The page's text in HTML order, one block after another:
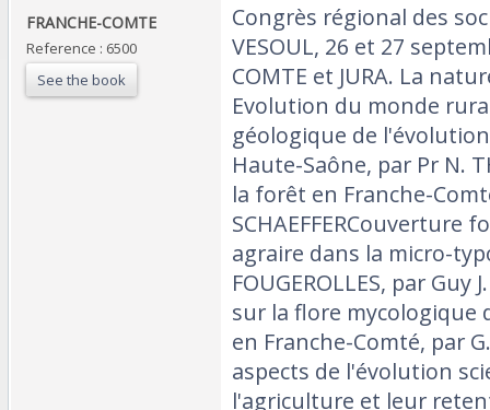
‎FRANCHE-COMTE‎
Reference : 6500
See the book
‎Congrès régional des
VESOUL, 26 et 27
COMTE et JURA. La
Evolution du monde
géologique de
Haute-Saône, par Pr N.
la forêt en Franche-
SCHAEFFERCouverture
agraire dans la micro-
FOUGEROLLES, par Guy
sur la flore mycologique
en Franche-Comté, par
aspects de l'évolution
l'agriculture et leur